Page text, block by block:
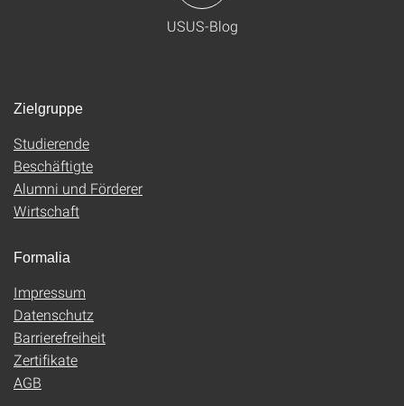
USUS-Blog
Zielgruppe
Studierende
Beschäftigte
Alumni und Förderer
Wirtschaft
Formalia
Impressum
Datenschutz
Barrierefreiheit
Zertifikate
AGB